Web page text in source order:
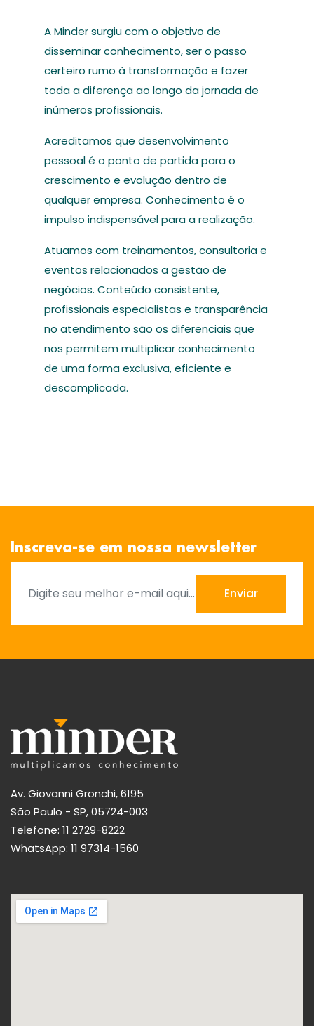
A Minder surgiu com o objetivo de
disseminar conhecimento, ser o passo
certeiro rumo à transformação e fazer
toda a diferença ao longo da jornada de
inúmeros profissionais.
Acreditamos que desenvolvimento
pessoal é o ponto de partida para o
crescimento e evolução dentro de
qualquer empresa. Conhecimento é o
impulso indispensável para a realização.
Atuamos com treinamentos, consultoria e
eventos relacionados a gestão de
negócios. Conteúdo consistente,
profissionais especialistas e transparência
no atendimento são os diferenciais que
nos permitem multiplicar conhecimento
de uma forma exclusiva, eficiente e
descomplicada.
Inscreva-se em nossa newsletter
Enviar
Av. Giovanni Gronchi, 6195
São Paulo - SP, 05724-003
Telefone: 11 2729-8222
WhatsApp: 11 97314-1560